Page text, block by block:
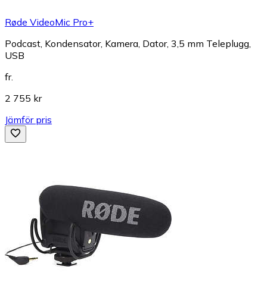
Røde VideoMic Pro+
Podcast, Kondensator, Kamera, Dator, 3,5 mm Teleplugg,
USB
fr.
2 755 kr
Jämför pris